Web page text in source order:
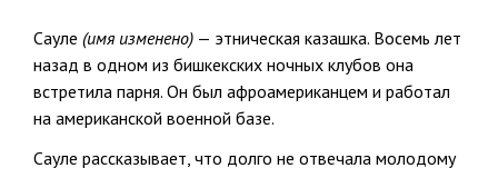
Сауле (имя изменено) — этническая казашка. Восемь лет
назад в одном из бишкекских ночных клубов она
встретила парня. Он был афроамериканцем и работал
на американской военной базе.
Сауле рассказывает, что долго не отвечала молодому